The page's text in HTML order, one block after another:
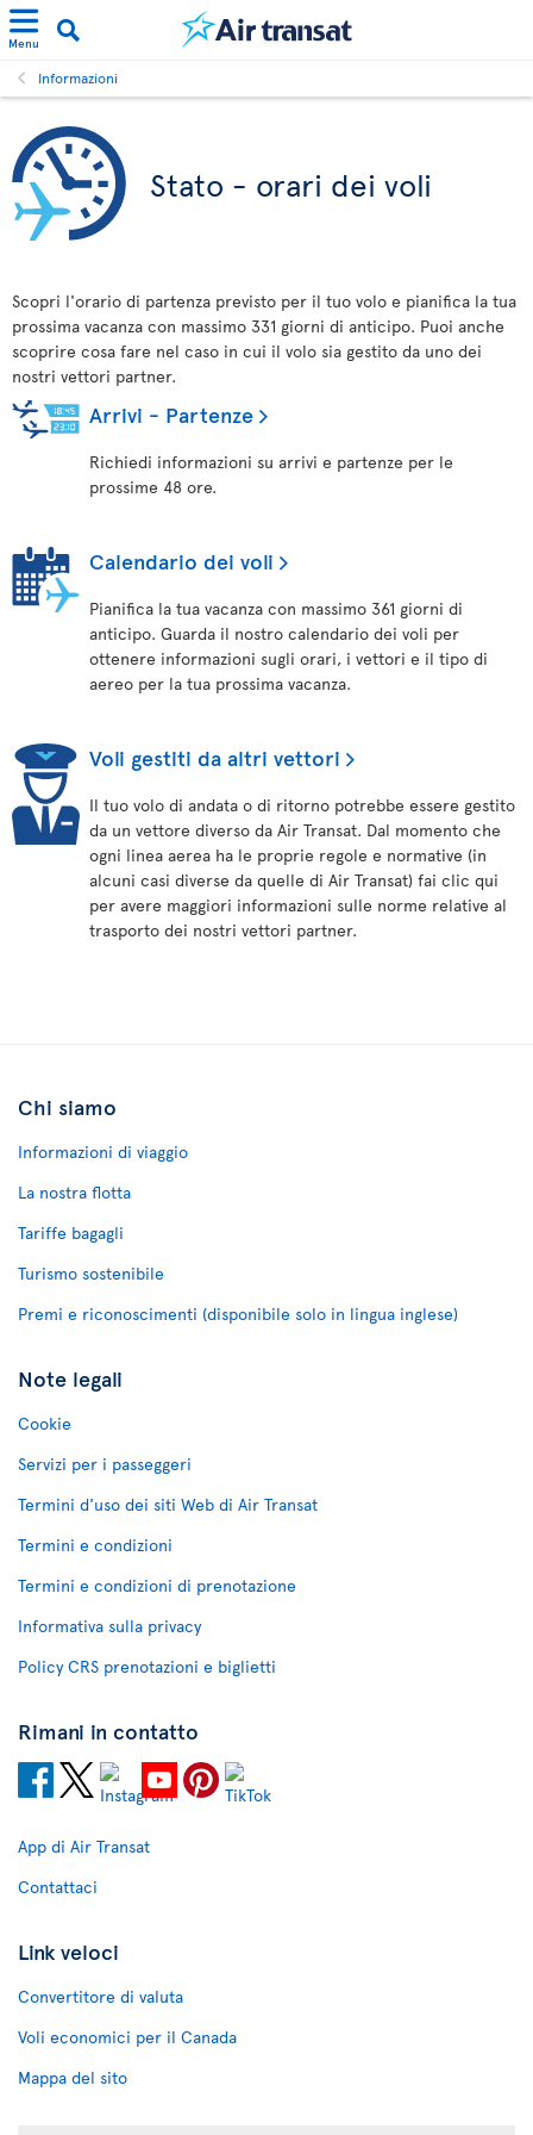
Menu
Informazioni
Stato - orari dei voli
Scopri l'orario di partenza previsto per il tuo volo e pianifica la tua
prossima vacanza con massimo 331 giorni di anticipo. Puoi anche
scoprire cosa fare nel caso in cui il volo sia gestito da uno dei
nostri vettori partner.
Arrivi - Partenze
Richiedi informazioni su arrivi e partenze per le
prossime 48 ore.
Calendario dei voli
Pianifica la tua vacanza con massimo 361 giorni di
anticipo. Guarda il nostro calendario dei voli per
ottenere informazioni sugli orari, i vettori e il tipo di
aereo per la tua prossima vacanza.
Voli gestiti da altri vettori
Il tuo volo di andata o di ritorno potrebbe essere gestito
da un vettore diverso da Air Transat. Dal momento che
ogni linea aerea ha le proprie regole e normative (in
alcuni casi diverse da quelle di Air Transat) fai clic qui
per avere maggiori informazioni sulle norme relative al
trasporto dei nostri vettori partner.
Chi siamo
Informazioni di viaggio
La nostra flotta
Tariffe bagagli
Turismo sostenibile
Premi e riconoscimenti (disponibile solo in lingua inglese)
Note legali
Cookie
Servizi per i passeggeri
Termini d'uso dei siti Web di Air Transat
Termini e condizioni
Termini e condizioni di prenotazione
Informativa sulla privacy
Policy CRS prenotazioni e biglietti
Rimani in contatto
App di Air Transat
Contattaci
Link veloci
Convertitore di valuta
Voli economici per il Canada
Mappa del sito